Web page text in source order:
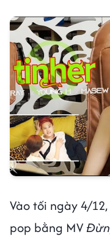
Vào tối ngày 4/12,
pop bằng MV